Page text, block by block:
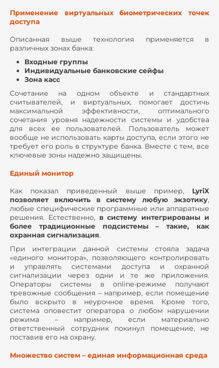
Применение виртуальных биометрических точек
доступа
Описанная выше технология применяется в
различных зонах банка:
Входные группы
Индивидуальные банковские сейфы
Зона касс
Сочетание на одном объекте и стандартных
считывателей, и виртуальных, помогает достичь
максимальной эффективности, оптимального
сочетания уровня надежности системы и удобства
для всех ее пользователей. Пользователь может
вообще не использовать карты доступа, если этого не
требует его роль в структуре банка. Вместе с тем, все
ключевые зоны надежно защищены.
Единый монитор
Как показал приведенный выше пример, LyriX
позволяет включить в систему любую экзотику,
любые специфические программные или аппаратные
решения. Естественно, в систему интегрированы и
более традиционные подсистемы – такие, как
охранная сигнализация.
При интеграции данной системы стояла задача
«единого монитора», позволяющего контролировать
и управлять системами доступа и охранной
сигнализации через одни и те же приложения.
Операторы системы в online-режиме получают
тревожные сообщения – например, если помещение
было вскрыто в неурочное время. Кроме того,
система оповестит оператора о любом нарушении
режима – например, если материально
ответственный сотрудник покинул помещение, не
поставив его на охрану.
Множество систем – единая информационная среда